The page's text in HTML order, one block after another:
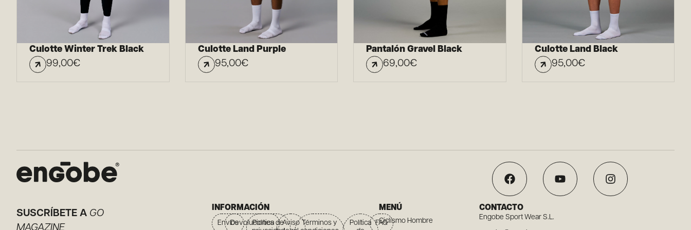
Culotte Winter Trek Black
99,00€
Culotte Land Purple
95,00€
Pantalón Gravel Black
69,00€
Culotte Land Black
95,00€
SUSCRÍBETE A GO
MAGAZINE
INFORMACIÓN
EnvíosDevoluciones
Política deAviso Términos y
Política FAQ
MENÚ
Ciclismo Hombre
CONTACTO
Engobe Sport Wear S.L.